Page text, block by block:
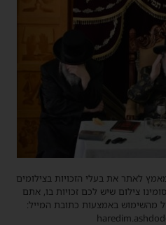
לאתר את בעלי הזכויות בצילומים
צילום שיש לכם זכויות בו, אתם
מהשימוש באמצעות כתובת המייל: